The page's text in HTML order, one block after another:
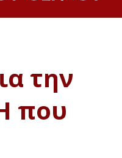
την
που